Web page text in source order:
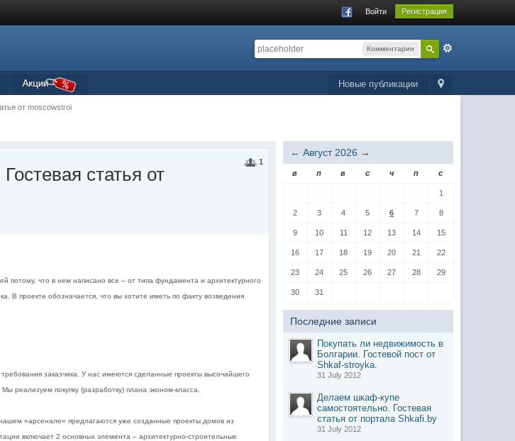
Войти Регистрация
Комментарии
Новые публикации
от moscowstroi
1
статья от
потому, что в нем написано все – от типа фундамента и архитектурного
В проекте обозначается, что вы хотите иметь по факту возведения
заказчика. У нас имеются сделанные проекты высочайшего
реализуем покупку (разработку) плана эконом-класса.
«арсенале» предлагаются уже созданные проекты домов из
включает 2 основных элемента – архитектурно-строительные
← Август 2026 →
в п в с ч п с
1
2 3 4 5 6 7 8
9 10 11 12 13 14 15
16 17 18 19 20 21 22
23 24 25 26 27 28 29
30 31
Последние записи
Покупать ли недвижимость в
Болгарии. Гостевой пост от
Shkaf-stroyka.
31 July 2012
Делаем шкаф-купе
самостоятельно. Гостевая
статья от портала Shkafi.by
31 July 2012